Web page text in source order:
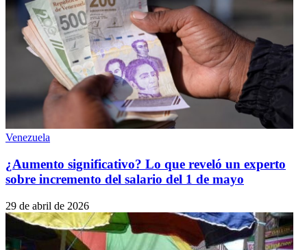
Venezuela
¿Aumento significativo? Lo que reveló un experto
sobre incremento del salario del 1 de mayo
29 de abril de 2026